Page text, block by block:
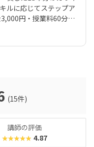
ルに応じてステップア
円・授業料60分あ
較しても他スクール
な魅力です。 さらに
」や独自の認定制度な
ミングだけでなく、人
が、将来の進学や社会
(15件)
講師の評価
★★★★★ 4.87